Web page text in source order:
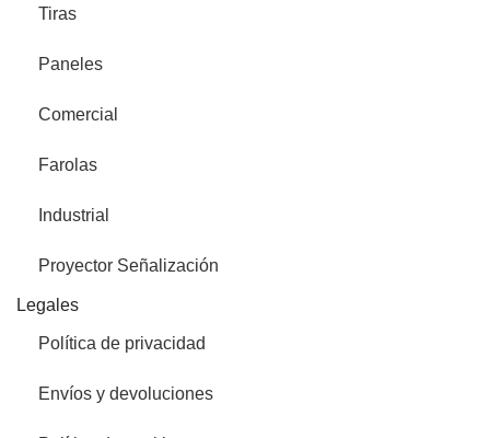
Tiras
Paneles
Comercial
Farolas
Industrial
Proyector Señalización
Legales
Política de privacidad
Envíos y devoluciones